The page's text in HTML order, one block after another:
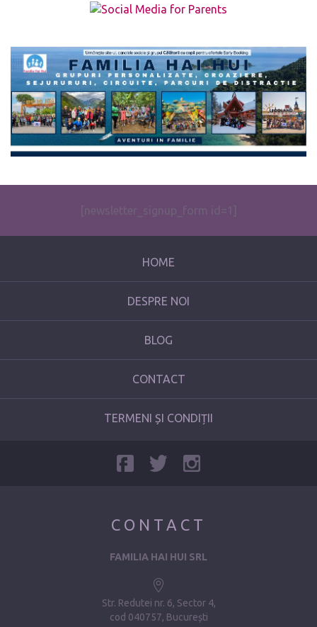
The form you have selected does not exist.
[newsletter_signup_form id=1]
HOME
DESPRE NOI
BLOG
CONTACT
TERMENI ȘI CONDIȚII
CONTACT
FAMILIA HAI HUI SRL
Str. Redutei nr. 6, Sector 4
cod 040757, București